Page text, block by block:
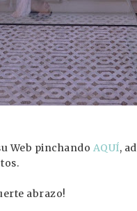
Web pinchando AQUÍ,
abrazo!